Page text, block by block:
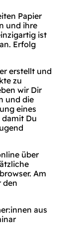
Papier
und ihre
ist
Erfolg
erstellt und
zu
wir Dir
und die
eines
Du
über
Am
den
aus